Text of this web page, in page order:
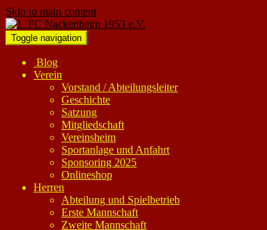
Skip to main content
Toggle navigation
Blog
Verein
Vorstand / Abteilungsleiter
Geschichte
Satzung
Mitgliedschaft
Vereinsheim
Sportanlage und Anfahrt
Sponsoring 2025
Onlineshop
Herren
Abteilung und Spielbetrieb
Erste Mannschaft
Zweite Mannschaft